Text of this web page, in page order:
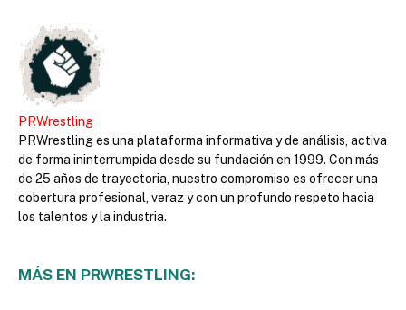
PRWrestling
PRWrestling es una plataforma informativa y de análisis, activa
de forma ininterrumpida desde su fundación en 1999. Con más
de 25 años de trayectoria, nuestro compromiso es ofrecer una
cobertura profesional, veraz y con un profundo respeto hacia
los talentos y la industria.
MÁS EN PRWRESTLING: